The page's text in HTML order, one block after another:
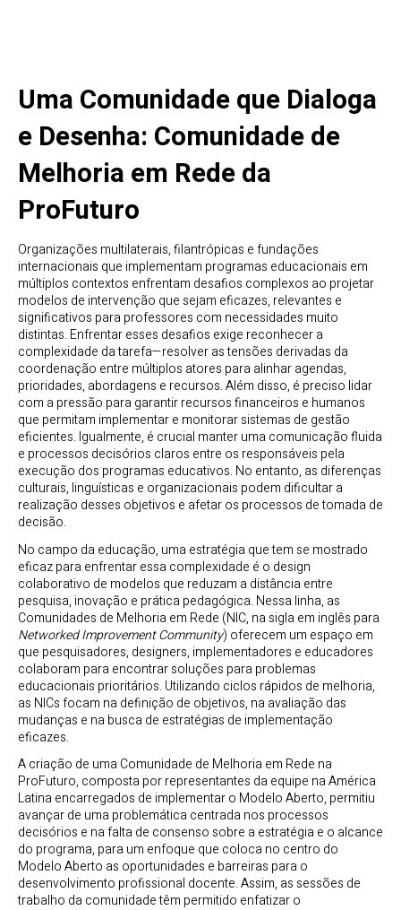
Uma Comunidade que Dialoga
e Desenha: Comunidade de
Melhoria em Rede da
ProFuturo
Organizações multilaterais, filantrópicas e fundações
internacionais que implementam programas educacionais em
múltiplos contextos enfrentam desafios complexos ao projetar
modelos de intervenção que sejam eficazes, relevantes e
significativos para professores com necessidades muito
distintas. Enfrentar esses desafios exige reconhecer a
complexidade da tarefa—resolver as tensões derivadas da
coordenação entre múltiplos atores para alinhar agendas,
prioridades, abordagens e recursos. Além disso, é preciso lidar
com a pressão para garantir recursos financeiros e humanos
que permitam implementar e monitorar sistemas de gestão
eficientes. Igualmente, é crucial manter uma comunicação fluida
e processos decisórios claros entre os responsáveis pela
execução dos programas educativos. No entanto, as diferenças
culturais, linguísticas e organizacionais podem dificultar a
realização desses objetivos e afetar os processos de tomada de
decisão.
No campo da educação, uma estratégia que tem se mostrado
eficaz para enfrentar essa complexidade é o design
colaborativo de modelos que reduzam a distância entre
pesquisa, inovação e prática pedagógica. Nessa linha, as
Comunidades de Melhoria em Rede (NIC, na sigla em inglês para
Networked Improvement Community) oferecem um espaço em
que pesquisadores, designers, implementadores e educadores
colaboram para encontrar soluções para problemas
educacionais prioritários. Utilizando ciclos rápidos de melhoria,
as NICs focam na definição de objetivos, na avaliação das
mudanças e na busca de estratégias de implementação
eficazes.
A criação de uma Comunidade de Melhoria em Rede na
ProFuturo, composta por representantes da equipe na América
Latina encarregados de implementar o Modelo Aberto, permitiu
avançar de uma problemática centrada nos processos
decisórios e na falta de consenso sobre a estratégia e o alcance
do programa, para um enfoque que coloca no centro do
Modelo Aberto as oportunidades e barreiras para o
desenvolvimento profissional docente. Assim, as sessões de
trabalho da comunidade têm permitido enfatizar o